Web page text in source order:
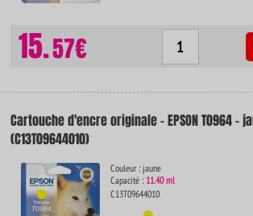
15.57€
Cartouche d'encre originale - EPSON T0964 -
(C13T09644010)
Couleur : jaune
Capacité : 11.40 ml
C13T09644010